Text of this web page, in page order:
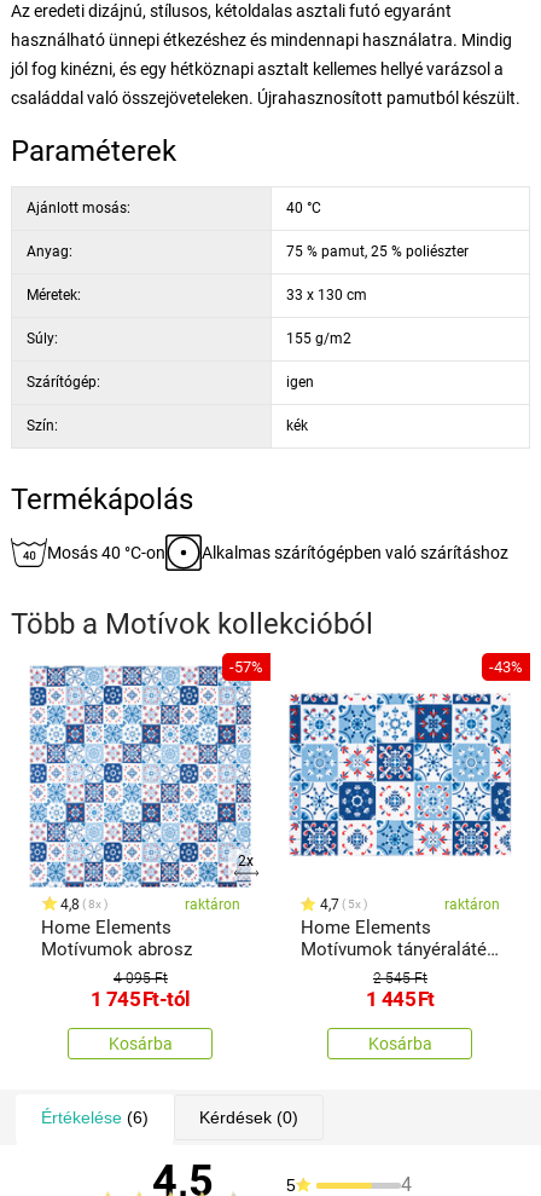
Az eredeti dizájnú, stílusos, kétoldalas asztali futó egyaránt
használható ünnepi étkezéshez és mindennapi használatra. Mindig
jól fog kinézni, és egy hétköznapi asztalt kellemes hellyé varázsol a
családdal való összejöveteleken. Újrahasznosított pamutból készült.
Paraméterek
Ajánlott mosás: 40 °C
Anyag: 75 % pamut, 25 % poliészter
Méretek: 33 x 130 cm
Súly: 155 g/m2
Szárítógép: igen
Szín: kék
Termékápolás
Mosás 40 °C-on Alkalmas szárítógépben való szárításhoz
Több a Motívokkollekcióból
-57%
2x
4,8 8x raktáron
Home Elements
Motívumok abrosz
4 095 Ft
1 745Ft-tól
Kosárba
-43%
4,7 5x raktáron
Home Elements
Motívumok tányéralátét,
33 x 45 cm2 545 Ft
1 445Ft
Kosárba
Értékelése(6) Kérdések(0)
4,5 5 4